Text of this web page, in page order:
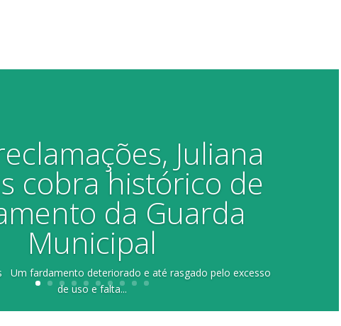
Juliana
cobra histórico de
da Guarda
Municipal
Um fardamento deteriorado e até rasgado pelo excesso
de uso e falta...